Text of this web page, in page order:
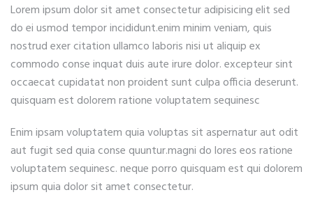
Lorem ipsum dolor sit amet consectetur adipisicing elit sed
do ei usmod tempor incididunt.enim minim veniam, quis
nostrud exer citation ullamco laboris nisi ut aliquip ex
commodo conse inquat duis aute irure dolor. excepteur sint
occaecat cupidatat non proident sunt culpa officia deserunt.
quisquam est dolorem ratione voluptatem sequinesc
Enim ipsam voluptatem quia voluptas sit aspernatur aut odit
aut fugit sed quia conse quuntur.magni do lores eos ratione
voluptatem sequinesc. neque porro quisquam est qui dolorem
ipsum quia dolor sit amet consectetur.